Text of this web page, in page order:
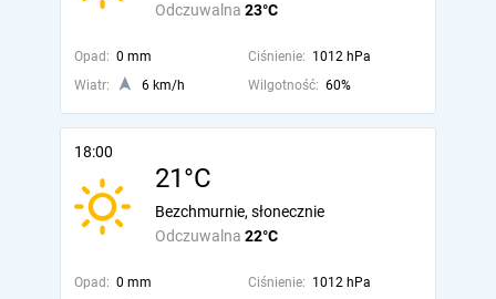
Odczuwalna 23°C
Opad: 0 mm Ciśnienie: 1012 hPa
Wiatr:
6 km/h Wilgotność: 60%
18:00
21°C
Odczuwalna 22°C
Bezchmurnie, słonecznie
Opad: 0 mm Ciśnienie: 1012 hPa